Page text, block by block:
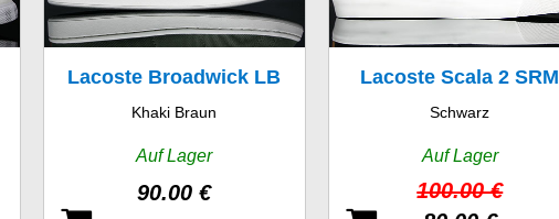
Lacoste Broadwick LB
STM
Khaki Braun
Auf Lager
90.00 €
Lacoste Scala 2 SRM
LTH
Schwarz
Auf Lager
100.00 €